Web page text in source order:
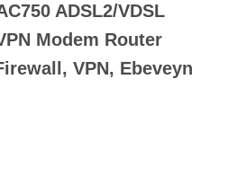
ADSL2/VDSL
Modem Router
VPN, Ebeveyn